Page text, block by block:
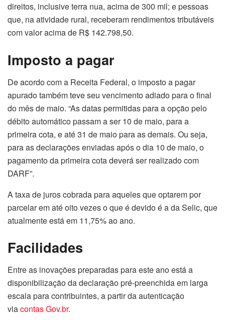
direitos, inclusive terra nua, acima de 300 mil; e pessoas
que, na atividade rural, receberam rendimentos tributáveis
com valor acima de R$ 142.798,50.
Imposto a pagar
De acordo com a Receita Federal, o imposto a pagar
apurado também teve seu vencimento adiado para o final
do mês de maio. “As datas permitidas para a opção pelo
débito automático passam a ser 10 de maio, para a
primeira cota, e até 31 de maio para as demais. Ou seja,
para as declarações enviadas após o dia 10 de maio, o
pagamento da primeira cota deverá ser realizado com
DARF”.
A taxa de juros cobrada para aqueles que optarem por
parcelar em até oito vezes o que é devido é a da Selic, que
atualmente está em 11,75% ao ano.
Facilidades
Entre as inovações preparadas para este ano está a
disponibilização da declaração pré-preenchida em larga
escala para contribuintes, a partir da autenticação
viacontas Gov.br.